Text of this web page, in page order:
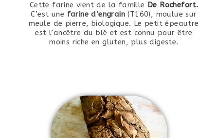
Cette farine vient de la famille De Rochefort.
C’est une farine d’engrain(T160), moulue sur
meule de pierre, biologique. Le petit épeautre
est l’ancêtre du blé et est connu pour être
moins riche en gluten, plus digeste.